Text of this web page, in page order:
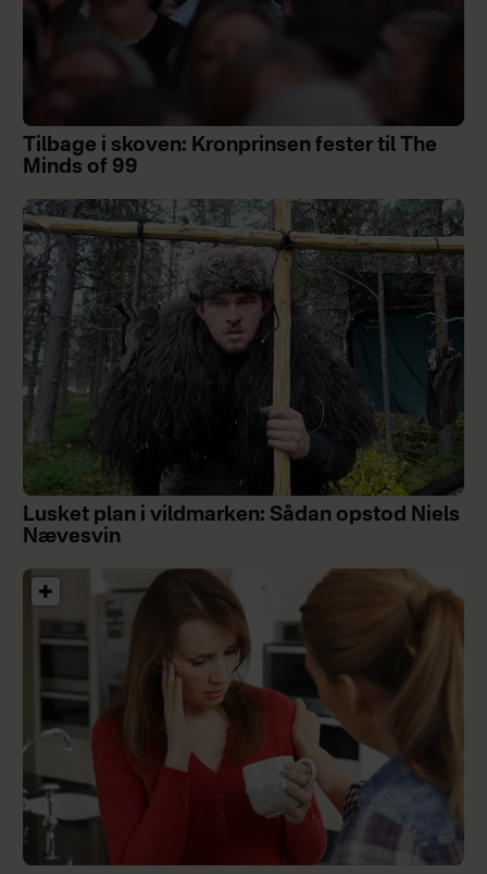
Tilbage i skoven: Kronprinsen fester til The
Minds of 99
Lusket plan i vildmarken: Sådan opstod Niels
Nævesvin